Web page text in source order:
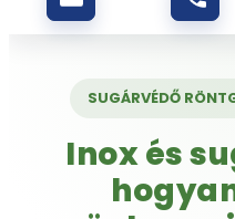
SUGÁRVÉDŐ
Inox és